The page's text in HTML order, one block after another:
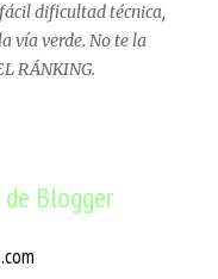
dificultad técnica,
vía verde. No te la
RÁNKING.
Blogger